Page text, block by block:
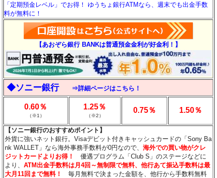
「定期預金レベル」でお得！ ゆうちょ銀行ATMなら、週末でも出金手数
料が無料に！
【あおぞら銀行 BANKは普通預金金利が好金利！】
◆ソニー銀行 ⇒詳細ページはこちら！
0.60％
（※1）
1.25％
（※2）
0.75％ 1.50％
【ソニー銀行のおすすめポイント】
外貨に強いネット銀行。Visaデビット付きキャッシュカードの「Sony Ba
nk WALLET」なら海外事務手数料が0円なので、海外での買い物がクレ
ジットカードよりお得！
優遇プログラム「Club S」のステージなどに
より、ATM出金手数料は月4回～無制限で無料、他行あて振込手数料は最
大月11回まで無料！
毎月無料で決まった金額を、他行から手数料無料